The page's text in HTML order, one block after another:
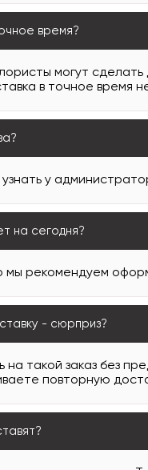
время?
могут
в точное время
узнать у
на сегодня?
мы рекомендуем
- сюрприз?
на такой заказ без
повторную